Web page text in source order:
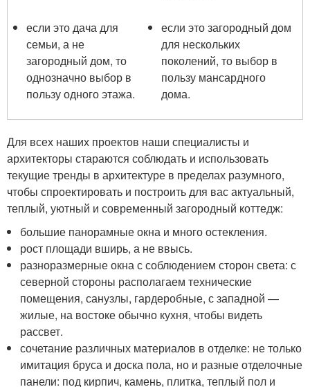
если это дача для
семьи, а не
загородный дом, то
однозначно выбор в
пользу одного этажа.
если это загородный дом
для нескольких
поколений, то выбор в
пользу мансардного
дома.
Для всех наших проектов наши специалисты и
архитекторы стараются соблюдать и использовать
текущие тренды в архитектуре в пределах разумного,
чтобы спроектировать и построить для вас актуальный,
теплый, уютный и современный загородный коттедж:
большие панорамные окна и много остекления.
рост площади вширь, а не ввысь.
разноразмерные окна с соблюдением сторон света: с
северной стороны располагаем технические
помещения, санузлы, гардеробные, с западной —
жилые, на востоке обычно кухня, чтобы видеть
рассвет.
сочетание различных материалов в отделке: не только
имитация бруса и доска пола, но и разные отделочные
панели: под кирпич, камень, плитка, теплый пол и